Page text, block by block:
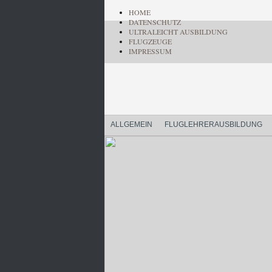
HOME
DATENSCHUTZ
ULTRALEICHT AUSBILDUNG
FLUGZEUGE
IMPRESSUM
ALLGEMEIN FLUGLEHRERAUSBILDUNG